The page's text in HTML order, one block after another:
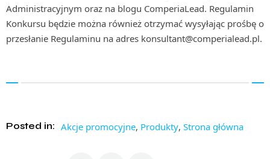
Administracyjnym oraz na blogu ComperiaLead. Regulamin
Konkursu będzie można również otrzymać wysyłając prośbę o
przesłanie Regulaminu na adres konsultant@comperialead.pl.
Posted in: Akcje promocyjne, Produkty, Strona główna